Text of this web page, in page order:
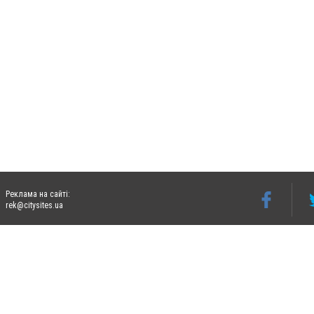
Реклама на сайті:
rek@citysites.ua